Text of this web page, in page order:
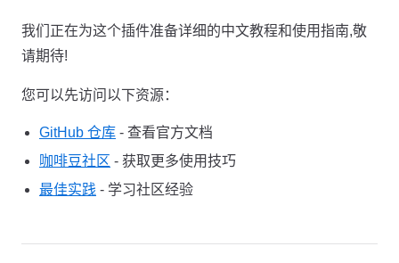
我们正在为这个插件准备详细的中文教程和使用指南,敬
请期待!
您可以先访问以下资源：
GitHub 仓库 - 查看官方文档
咖啡豆社区 - 获取更多使用技巧
最佳实践 - 学习社区经验